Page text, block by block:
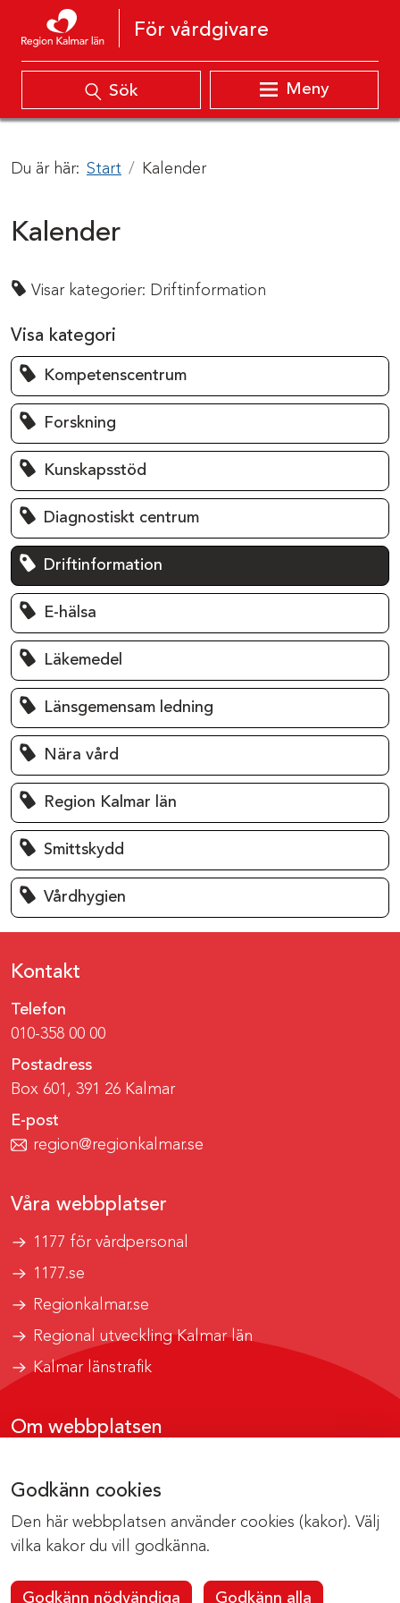
Godkänn cookies
Den här webbplatsen använder cookies (kakor). Välj
vilka kakor du vill godkänna.
Godkänn nödvändiga Godkänn alla
Hoppa till innehåll
För vårdgivare
Sök Meny
Du är här: Start Kalender
Kalender
Visar kategorier: Driftinformation
Visa kategori
Kompetenscentrum
Forskning
Kunskapsstöd
Diagnostiskt centrum
Driftinformation
E-hälsa
Läkemedel
Länsgemensam ledning
Nära vård
Region Kalmar län
Smittskydd
Vårdhygien
Kontakt
Telefon
010-358 00 00
Postadress
Box 601, 391 26 Kalmar
E-post
region@regionkalmar.se
Våra webbplatser
1177 för vårdpersonal
1177.se
Regionkalmar.se
Regional utveckling Kalmar län
Kalmar länstrafik
Om webbplatsen
Om cookies
Kontakta webbredaktionen